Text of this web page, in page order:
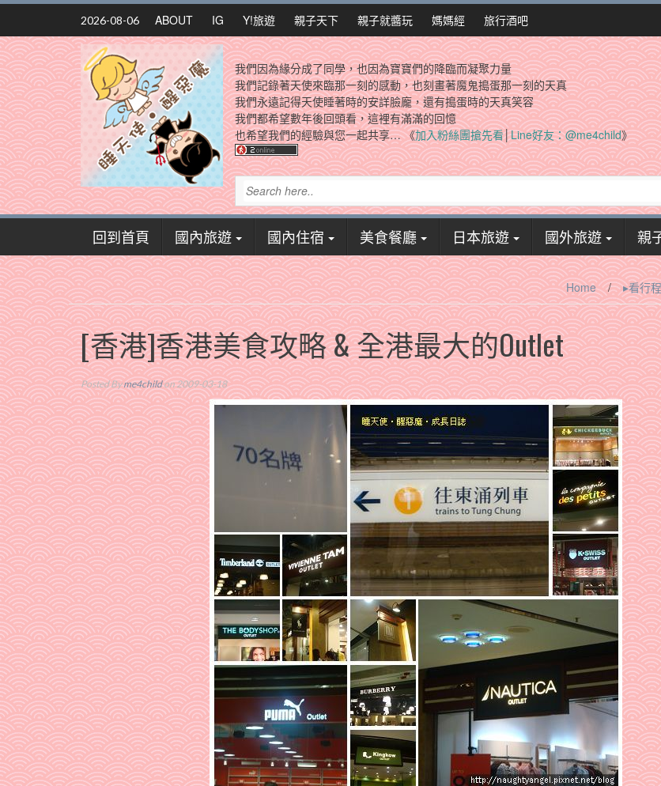
Skip
content
2026-08-06 ABOUT IG Y!旅遊 親子天下 親子就醬玩 媽媽經 旅行酒吧
我們因為緣分成了同學，也因為寶寶們的降臨而凝聚力量
我們記錄著天使來臨那一刻的感動，也刻畫著魔鬼搗蛋那一刻的天真
我們永遠記得天使睡著時的安詳臉龐，還有搗蛋時的天真笑容
我們都希望數年後回頭看，這裡有滿滿的回憶
也希望我們的經驗與您一起共享… 《加入粉絲團搶先看│Line好友：@me4child》
回到首頁 國內旅遊 國內住宿 美食餐廳 日本旅遊 國外旅遊 親
Home / ▸看行
[香港]香港美食攻略 & 全港最大的Outlet
Posted Byme4childon 2009-03-18